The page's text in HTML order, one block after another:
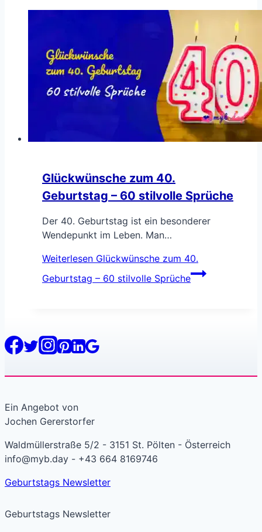
Glückwünsche zum 40.
Geburtstag – 60 stilvolle Sprüche
Der 40. Geburtstag ist ein besonderer
Wendepunkt im Leben. Man…
Weiterlesen Glückwünsche zum 40.
Geburtstag – 60 stilvolle Sprüche
Ein Angebot von
Jochen Gererstorfer
Waldmüllerstraße 5/2 - 3151 St. Pölten - Österreich
info@myb.day - +43 664 8169746
Geburtstags Newsletter
Geburtstags Newsletter